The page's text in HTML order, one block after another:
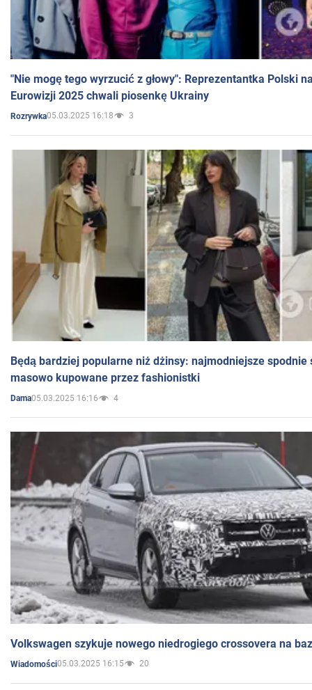
"Nie mogę tego wyrzucić z głowy": Reprezentantka Polski
Eurowizji 2025 chwali piosenkę Ukrainy
Rozrywka05.03.2025 16:18 3
Będą bardziej popularne niż dżinsy: najmodniejsze spodnie
masowo kupowane przez fashionistki
Dama05.03.2025 16:16 4
Volkswagen szykuje nowego niedrogiego crossovera na
Wiadomości05.03.2025 16:15 20